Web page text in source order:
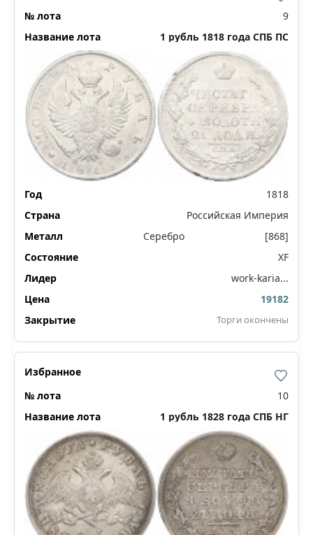
9
1 рубль 1818 года СПБ ПС
1818
Российская Империя
Серебро
[868]
XF
work-karia...
19182
Торги окончены
10
1 рубль 1828 года СПБ НГ